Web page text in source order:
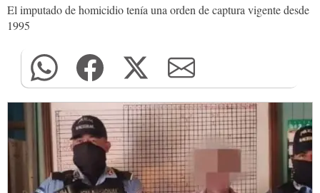
El imputado de homicidio tenía una orden de captura vigente desde
1995